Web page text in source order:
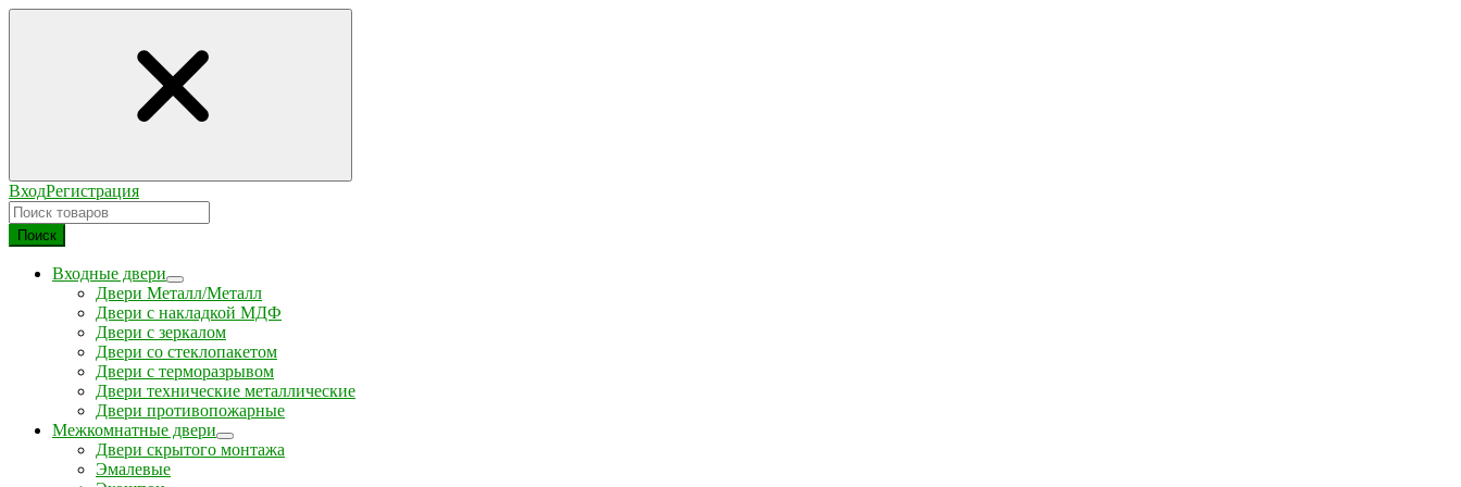
ВходРегистрация
Поиск
Входные двери
Двери Металл/Металл
Двери с накладкой МДФ
Двери с зеркалом
Двери со стеклопакетом
Двери с терморазрывом
Двери технические металлические
Двери противопожарные
Межкомнатные двери
Двери скрытого монтажа
Эмалевые